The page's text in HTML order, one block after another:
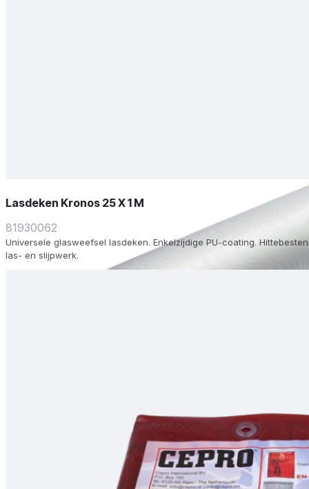
Lasdeken Kronos 25 X 1 M
81930062
Universele glasweefsel lasdeken. Enkelzijdige PU-coating.
las- en slijpwerk.